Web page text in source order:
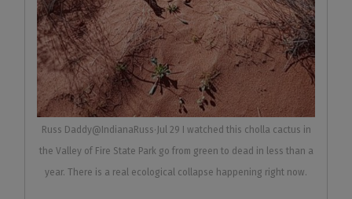
Russ Daddy@IndianaRuss·Jul 29 I watched this cholla cactus in
the Valley of Fire State Park go from green to dead in less than a
year. There is a real ecological collapse happening right now.